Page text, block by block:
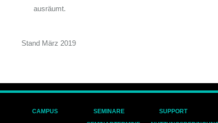
ausräumt.
Stand März 2019
CAMPUS
SEMINARE
SUPPORT